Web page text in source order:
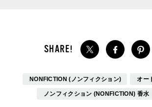
NONFICTION (ノンフィクション) オー
ノンフィクション (NONFICTION) 香水